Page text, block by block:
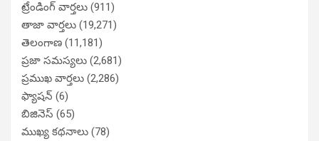
ట్రేండింగ్ వార్తలు (911)
తాజా వార్తలు (19,271)
తెలంగాణ (11,181)
ప్రజా సమస్యలు (2,681)
ప్రముఖ వార్తలు (2,286)
ఫ్యాషన్ (6)
బిజినెస్ (65)
ముఖ్య కథనాలు (78)